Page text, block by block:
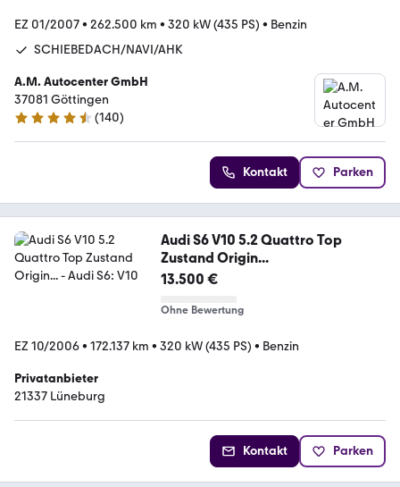
EZ 01/2007• 262.500 km • 320 kW (435 PS) • Benzin
SCHIEBEDACH/NAVI/AHK
A.M. Autocenter GmbH
37081 Göttingen
4.4 Sterne
(140)
Kontakt Parken
Audi S6 V10 5.2 Quattro Top
Zustand Origin...
13.500 €
Ohne Bewertung
EZ 10/2006• 172.137 km • 320 kW (435 PS) • Benzin
Privatanbieter
21337 Lüneburg
Kontakt Parken